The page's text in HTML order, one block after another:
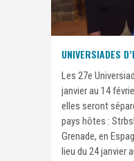
UNIVERSIADES
Les 27e
janvier au 14
elles seront
pays hôtes :
Grenade, en
lieu du 24 janvier